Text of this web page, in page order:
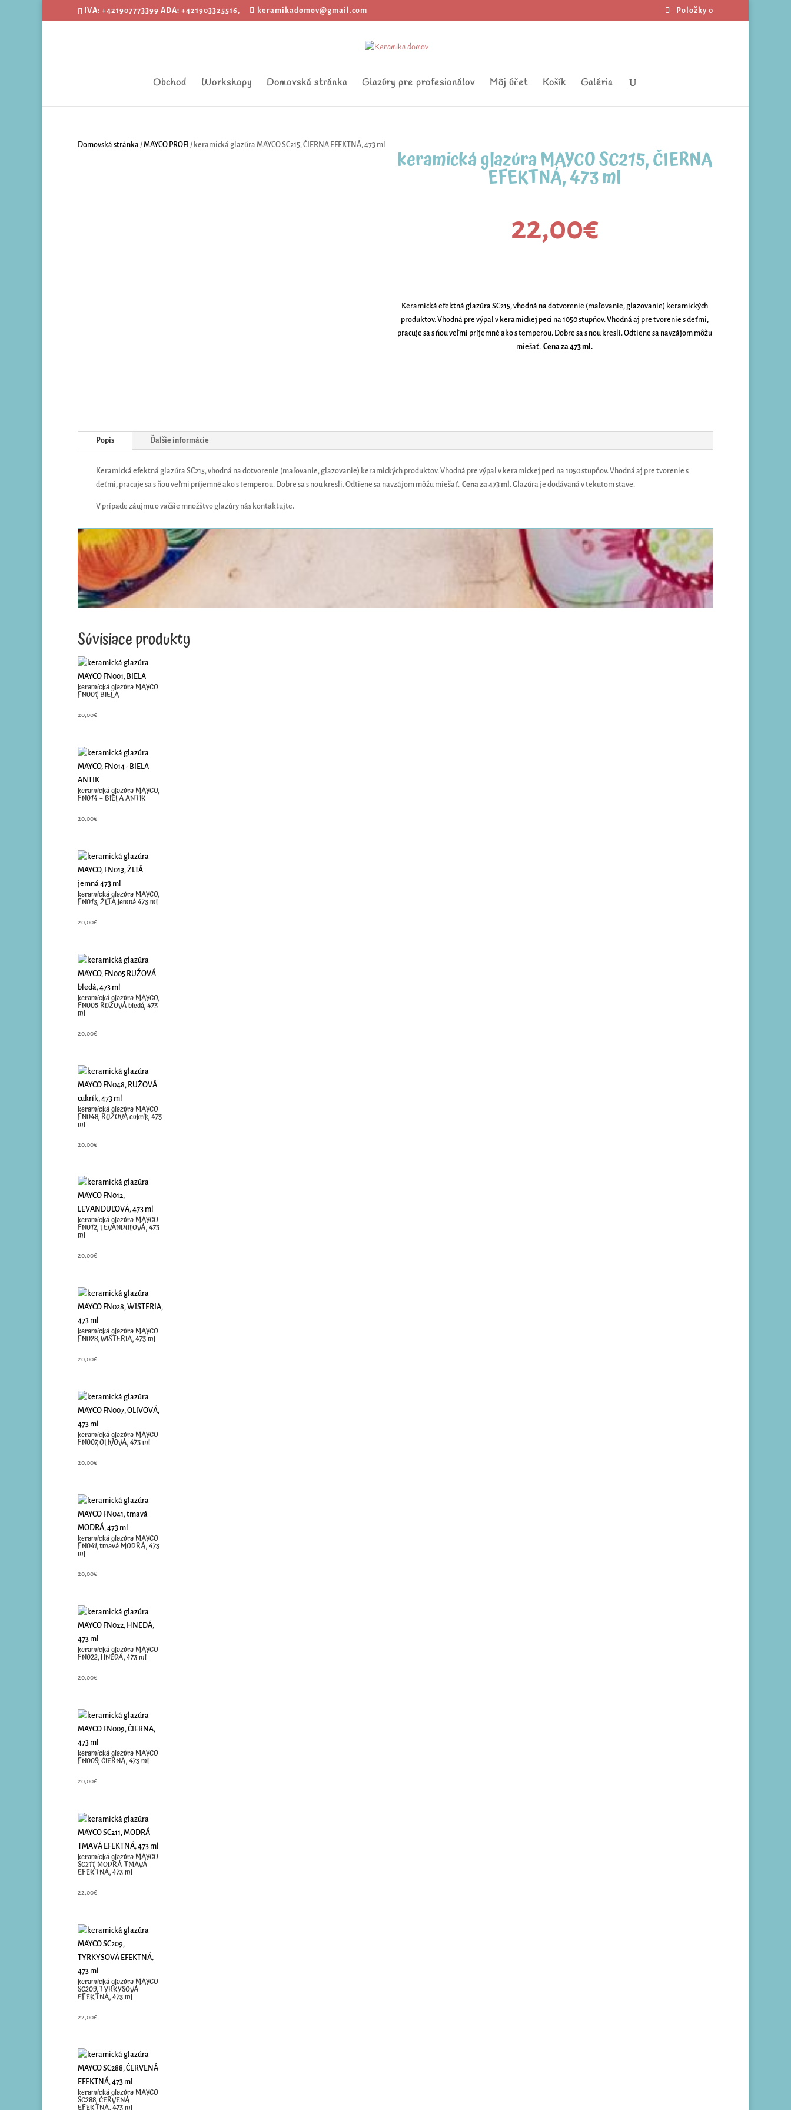
IVA: +421907773399 ADA: +421903325516, keramikadomov@gmail.com Položky 0
Obchod Workshopy Domovská stránka Glazúry pre profesionálov Môj účet Košík Galéria
Domovská stránka /MAYCO PROFI / keramická glazúra MAYCO SC215, ČIERNA EFEKTNÁ, 473 ml
keramická glazúra MAYCO SC215, ČIERNA
EFEKTNÁ, 473 ml
22,00€
Keramická efektná glazúra SC215, vhodná na dotvorenie (maľovanie, glazovanie) keramických
produktov. Vhodná pre výpal v keramickej peci na 1050 stupňov. Vhodná aj pre tvorenie s deťmi,
pracuje sa s ňou veľmi príjemné ako s temperou. Dobre sa s nou kresli. Odtiene sa navzájom môžu
miešať. Cena za 473 ml.
Popis Ďalšie informácie
Keramická efektná glazúra SC215, vhodná na dotvorenie (maľovanie, glazovanie) keramických produktov. Vhodná pre výpal v keramickej peci na 1050 stupňov. Vhodná aj pre tvorenie s
deťmi, pracuje sa s ňou veľmi príjemné ako s temperou. Dobre sa s nou kresli. Odtiene sa navzájom môžu miešať. Cena za 473 ml.Glazúra je dodávaná v tekutom stave.
V prípade záujmu o väčšie množštvo glazúry nás kontaktujte.
Súvisiace produkty
keramická glazúra MAYCO
FN001, BIELA
20,00€
keramická glazúra MAYCO,
FN014 – BIELA ANTIK
20,00€
keramická glazúra MAYCO,
FN013, ŽLTÁ jemná 473 ml
20,00€
keramická glazúra MAYCO,
FN005 RUŽOVÁ bledá, 473
ml
20,00€
keramická glazúra MAYCO
FN048, RUŽOVÁ cukrík, 473
ml
20,00€
keramická glazúra MAYCO
FN012, LEVANDUĽOVÁ, 473
ml
20,00€
keramická glazúra MAYCO
FN028, WISTERIA, 473 ml
20,00€
keramická glazúra MAYCO
FN007, OLIVOVÁ, 473 ml
20,00€
keramická glazúra MAYCO
FN041, tmavá MODRÁ, 473
ml
20,00€
keramická glazúra MAYCO
FN022, HNEDÁ, 473 ml
20,00€
keramická glazúra MAYCO
FN009, ČIERNA, 473 ml
20,00€
keramická glazúra MAYCO
SC211, MODRÁ TMAVÁ
EFEKTNÁ, 473 ml
22,00€
keramická glazúra MAYCO
SC209, TYRKYSOVÁ
EFEKTNÁ, 473 ml
22,00€
keramická glazúra MAYCO
SC288, ČERVENÁ